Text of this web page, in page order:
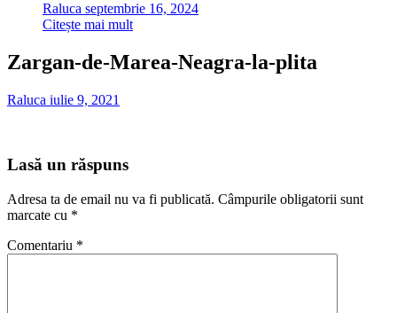
Raluca septembrie 16, 2024
Citește mai mult
Zargan-de-Marea-Neagra-la-plita
Raluca iulie 9, 2021
Lasă un răspuns
Adresa ta de email nu va fi publicată. Câmpurile obligatorii sunt
marcate cu *
Comentariu *